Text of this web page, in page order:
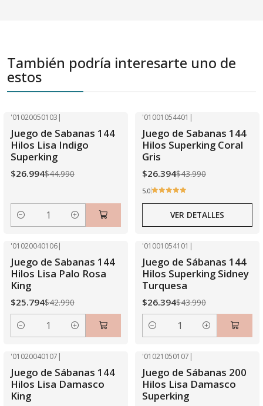
También podría interesarte uno de
estos
'01020050103 |
Juego de Sabanas 144
Hilos Lisa Indigo
Superking
$26.994$44.990
Cantidad
Agotado
'01001054401 |
Juego de Sabanas 144
Hilos Superking Coral
Gris
$26.394$43.990
5.0
VER DETALLES
'01020040106|
Juego de Sabanas 144
Hilos Lisa Palo Rosa
King
$25.794$42.990
Cantidad
'01001054101 |
Juego de Sábanas 144
Hilos Superking Sidney
Turquesa
$26.394$43.990
Cantidad
'01020040107 |
Juego de Sábanas 144
Hilos Lisa Damasco
King
'01021050107 |
Juego de Sábanas 200
Hilos Lisa Damasco
Superking